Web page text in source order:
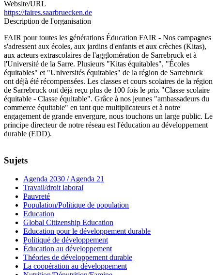
Website/URL
https://faires.saarbruecken.de
Description de l'organisation
FAIR pour toutes les générations Éducation FAIR - Nos campagnes
s'adressent aux écoles, aux jardins d'enfants et aux crèches (Kitas),
aux acteurs extrascolaires de l'agglomération de Sarrebruck et à
l'Université de la Sarre. Plusieurs "Kitas équitables", "Écoles
équitables" et "Universités équitables" de la région de Sarrebruck
ont déjà été récompensées. Les classes et cours scolaires de la région
de Sarrebruck ont déjà reçu plus de 100 fois le prix "Classe scolaire
équitable - Classe équitable". Grâce à nos jeunes "ambassadeurs du
commerce équitable" en tant que multiplicateurs et à notre
engagement de grande envergure, nous touchons un large public. Le
principe directeur de notre réseau est l'éducation au développement
durable (EDD).
Sujets
Agenda 2030 / Agenda 21
Travail/droit laboral
Pauvreté
Population/Politique de population
Education
Global Citizenship Education
Education pour le développement durable
Politiqué de développement
Éducation au développement
Théories de développement durable
La coopération au développement